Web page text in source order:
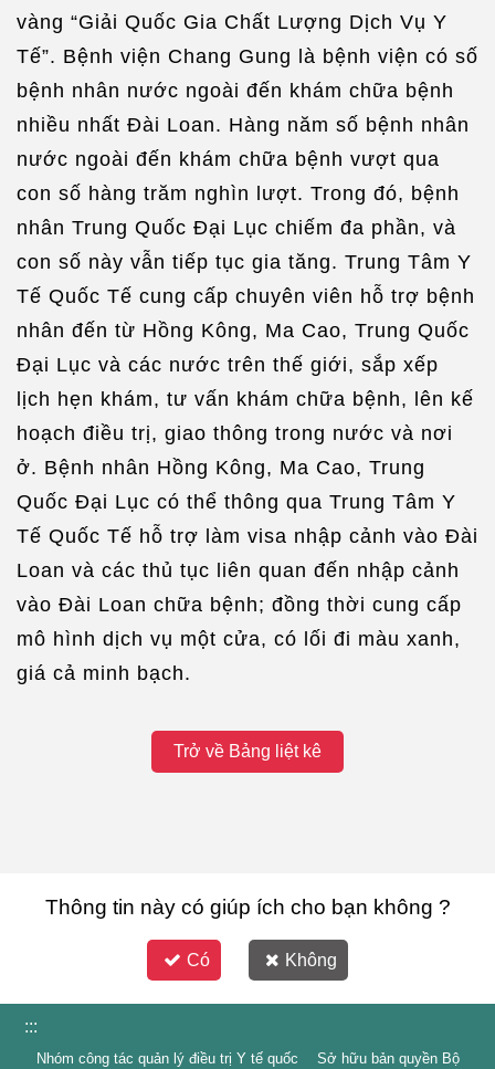
vàng “Giải Quốc Gia Chất Lượng Dịch Vụ Y
Tế”. Bệnh viện Chang Gung là bệnh viện có số
bệnh nhân nước ngoài đến khám chữa bệnh
nhiều nhất Đài Loan. Hàng năm số bệnh nhân
nước ngoài đến khám chữa bệnh vượt qua
con số hàng trăm nghìn lượt. Trong đó, bệnh
nhân Trung Quốc Đại Lục chiếm đa phần, và
con số này vẫn tiếp tục gia tăng. Trung Tâm Y
Tế Quốc Tế cung cấp chuyên viên hỗ trợ bệnh
nhân đến từ Hồng Kông, Ma Cao, Trung Quốc
Đại Lục và các nước trên thế giới, sắp xếp
lịch hẹn khám, tư vấn khám chữa bệnh, lên kế
hoạch điều trị, giao thông trong nước và nơi
ở. Bệnh nhân Hồng Kông, Ma Cao, Trung
Quốc Đại Lục có thể thông qua Trung Tâm Y
Tế Quốc Tế hỗ trợ làm visa nhập cảnh vào Đài
Loan và các thủ tục liên quan đến nhập cảnh
vào Đài Loan chữa bệnh; đồng thời cung cấp
mô hình dịch vụ một cửa, có lối đi màu xanh,
giá cả minh bạch.
Trở về Bảng liệt kê
Thông tin này có giúp ích cho bạn không ?
Có Không
:::
Nhóm công tác quản lý điều trị Y tế quốc Sở hữu bản quyền Bộ